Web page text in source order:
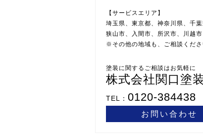
【サービスエリア】
埼玉県、東京都、神奈川県、千
狭山市、入間市、所沢市、川越
※その他の地域も、ご相談くだ
株式会社関口塗
TEL： 0120-384438
お問い合わせ